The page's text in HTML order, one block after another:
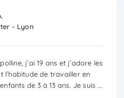
- Lyon
j’ai 19 ans et j’adore les
l’habitude de travailler en
de 3 à 13 ans. Je suis...